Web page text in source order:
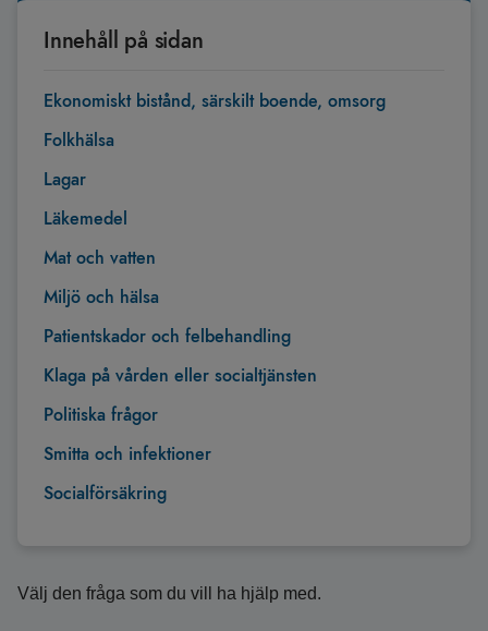
Innehåll på sidan
Ekonomiskt bistånd, särskilt boende, omsorg
Folkhälsa
Lagar
Läkemedel
Mat och vatten
Miljö och hälsa
Patientskador och felbehandling
Klaga på vården eller socialtjänsten
Politiska frågor
Smitta och infektioner
Socialförsäkring
Välj den fråga som du vill ha hjälp med.